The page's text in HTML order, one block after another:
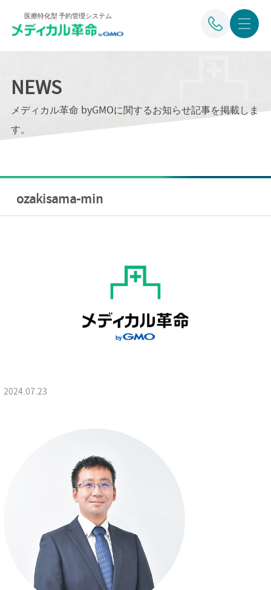
医療特化型 予約管理システム
NEWS
メディカル革命 byGMOに関するお知らせ記事を掲載しま
す。
ozakisama-min
2024.07.23